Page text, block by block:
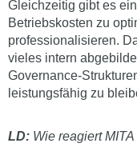
Gleichzeitig gibt es
Betriebskosten zu
professionalisieren.
vieles intern
Governance-
leistungsfähig zu
LD: Wie reagiert